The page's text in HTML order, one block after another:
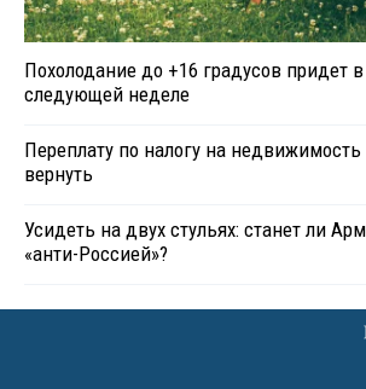
Похолодание до +16 градусов придет
следующей неделе
Переплату по налогу на
вернуть
Усидеть на двух стульях: станет ли
«анти-Россией»?